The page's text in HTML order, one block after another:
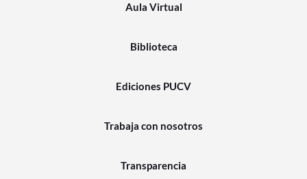
Aula Virtual
Biblioteca
Ediciones PUCV
Trabaja con nosotros
Transparencia